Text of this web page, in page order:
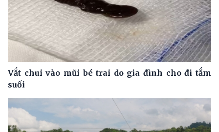
Vắt chui vào mũi bé trai do gia đình cho đi tắm
suối